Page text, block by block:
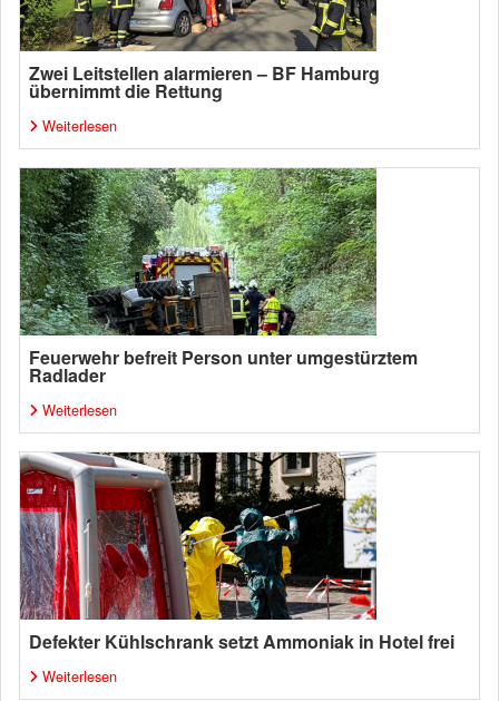
Zwei Leitstellen alarmieren – BF Hamburg
übernimmt die Rettung
Weiterlesen
Feuerwehr befreit Person unter umgestürztem
Radlader
Weiterlesen
Defekter Kühlschrank setzt Ammoniak in Hotel frei
Weiterlesen